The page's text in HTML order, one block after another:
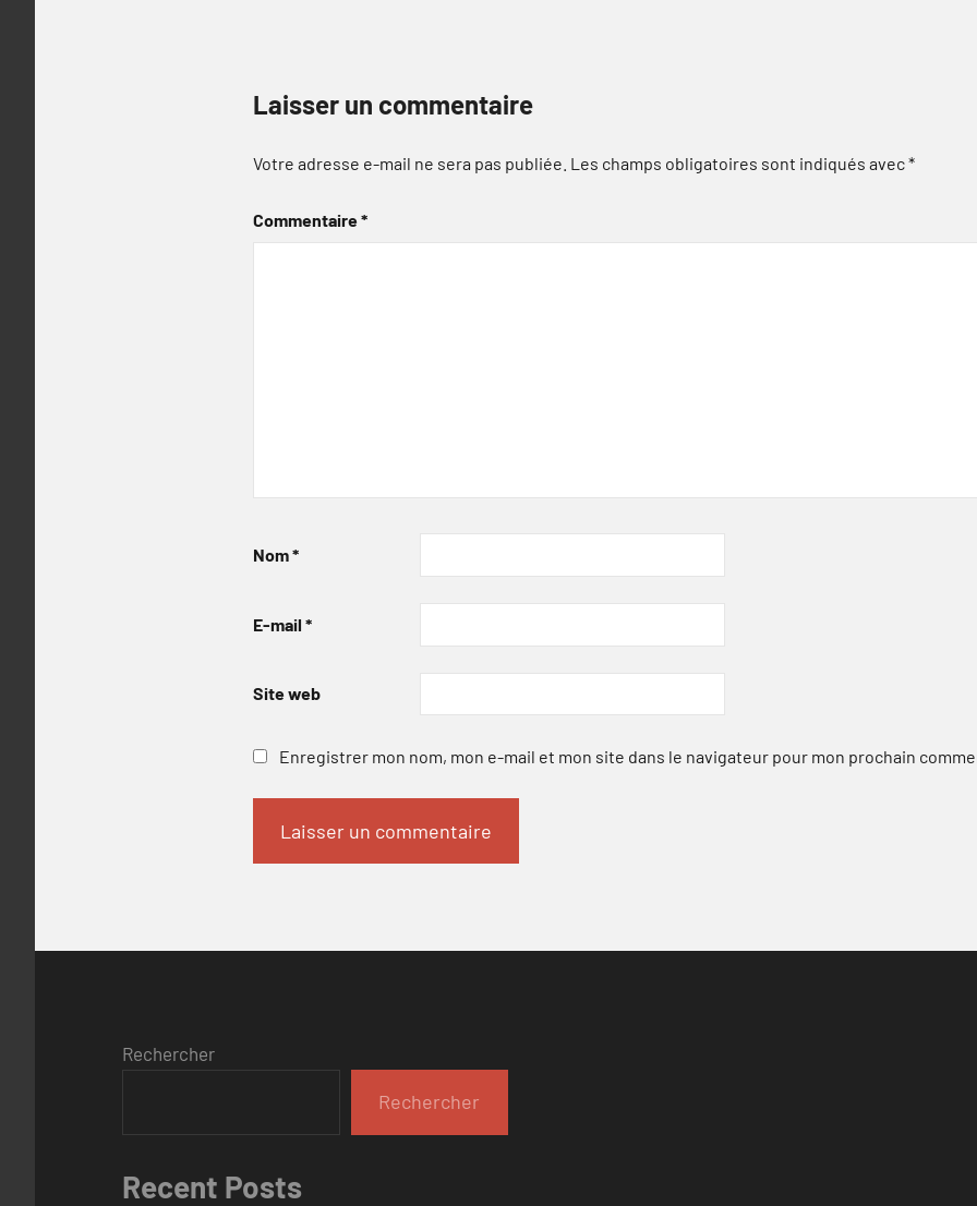
Laisser un commentaire
Votre adresse e-mail ne sera pas publiée. Les champs obligatoires sont indiqués avec*
Commentaire*
Nom*
E-mail *
Site web
Enregistrer mon nom, mon e-mail et mon site dans le navigateur pour mon prochain
Rechercher
Rechercher
Recent Posts